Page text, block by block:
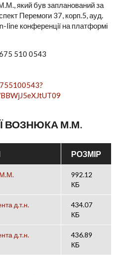
який був запланований за
Перемоги 37, корп.5, ауд.
line конференції на платформі
675 510 0543
ВОЗНЮКА М.М.
РОЗМІР
М.М.
992.12
КБ
д.т.н.
434.07
КБ
д.т.н.
436.89
КБ